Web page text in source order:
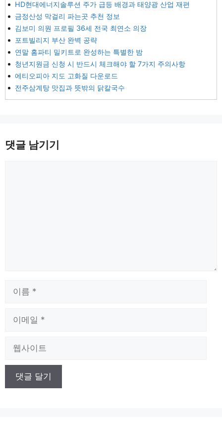
HD현대에너지솔루션 주가 급등 배경과 태양광 산업 재편
금정산성 막걸리 파는곳 추천 정보
김보미 의원 프로필 36세 전국 최연소 의장
포트빌리지 부산 완벽 공략
연말 홈파티 밀키트로 완성하는 특별한 밤
청년지원금 신청 시 반드시 체크해야 할 7가지 주의사항
에티오피아 지도 고화질 다운로드
전주삼계탕 맛집과 뜻밖의 닭칼국수
댓글 남기기